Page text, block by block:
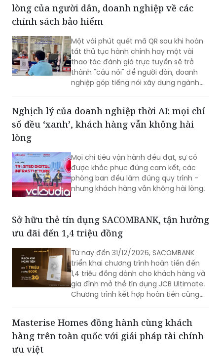
lòng của người dân, doanh nghiệp về các
chính sách bảo hiểm
Một vài phút quét mã QR sau khi hoàn
tất thủ tục hành chính hay một vài
thao tác đánh giá trực tuyến sẽ trở
thành "cầu nối" để người dân, doanh
nghiệp góp tiếng nói xây dựng ngành
hơn.
Nghịch lý của doanh nghiệp thời AI: mọi chỉ
số đều ‘xanh’, khách hàng vẫn không hài
lòng
Mọi chỉ tiêu vận hành đều đạt, sự cố
được khắc phục đúng cam kết, các
phòng ban đều làm đúng quy trình -
nhưng khách hàng vẫn không hài lòng.
Sở hữu thẻ tín dụng SACOMBANK, tận hưởng
ưu đãi đến 1,4 triệu đồng
Từ nay đến 31/12/2026, SACOMBANK
triển khai chương trình hoàn tiền đến
1,4 triệu đồng dành cho khách hàng và
gia đình mở thẻ tín dụng JCB Ultimate.
Chương trình kết hợp hoàn tiền cùng
giao dịch đầu tiên.
Masterise Homes đồng hành cùng khách
hàng trên toàn quốc với giải pháp tài chính
ưu việt